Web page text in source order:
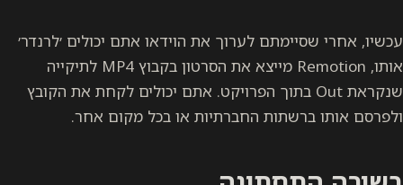
עכשיו, אחרי שסיימתם לערוך את הוידאו אתם יכולים ׳לרנדר׳
אותו, Remotion מייצא את הסרטון בקבוץ MP4 לתיקייה
שנקראת Out בתוך הפרויקט. אתם יכולים לקחת את הקובץ
ולפרסם אותו ברשתות החברתיות או בכל מקום אחר.